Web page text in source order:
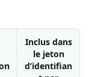
Inclus dans
le jeton
d’identifian